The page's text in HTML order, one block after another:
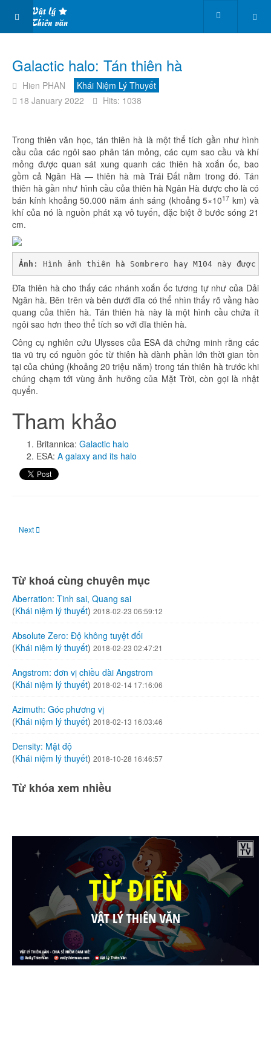
Galactic halo: Tán thiên hà
Hien PHAN
Khái Niệm Lý Thuyết
18 January 2022
Hits: 1038
Trong thiên văn học, tán thiên hà là một thể tích gần như hình
cầu của các ngôi sao phân tán mỏng, các cụm sao cầu và khí
mỏng được quan sát xung quanh các thiên hà xoắn ốc, bao
gồm cả Ngân Hà — thiên hà mà Trái Đất nằm trong đó. Tán
thiên hà gần như hình cầu của thiên hà Ngân Hà được cho là có
bán kính khoảng 50.000 năm ánh sáng (khoảng 5×1017 km) và
khí của nó là nguồn phát xạ vô tuyến, đặc biệt ở bước sóng 21
cm.
Ảnh : Hình ảnh thiên hà Sombrero hay M104 này được
Đĩa thiên hà cho thấy các nhánh xoắn ốc tương tự như của Dải
Ngân hà. Bên trên và bên dưới đĩa có thể nhìn thấy rõ vầng hào
quang của thiên hà. Tán thiên hà này là một hình cầu chứa ít
ngôi sao hơn theo thể tích so với đĩa thiên hà.
Công cụ nghiên cứu Ulysses của ESA đã chứng minh rằng các
tia vũ trụ có nguồn gốc từ thiên hà dành phần lớn thời gian tồn
tại của chúng (khoảng 20 triệu năm) trong tán thiên hà trước khi
chúng chạm tới vùng ảnh hưởng của Mặt Trời, còn gọi là nhật
quyển.
Tham khảo
Britannica: Galactic halo
ESA: A galaxy and its halo
Next article: Density: Mật độ
Next
Từ khoá cùng chuyên mục
Aberration: Tinh sai, Quang sai
(Khái niệm lý thuyết) 2018-02-23 06:59:12
Absolute Zero: Độ không tuyệt đối
(Khái niệm lý thuyết) 2018-02-23 02:47:21
Angstrom: đơn vị chiều dài Angstrom
(Khái niệm lý thuyết) 2018-02-14 17:16:06
Azimuth: Góc phương vị
(Khái niệm lý thuyết) 2018-02-13 16:03:46
Density: Mật độ
(Khái niệm lý thuyết) 2018-10-28 16:46:57
Từ khóa xem nhiều